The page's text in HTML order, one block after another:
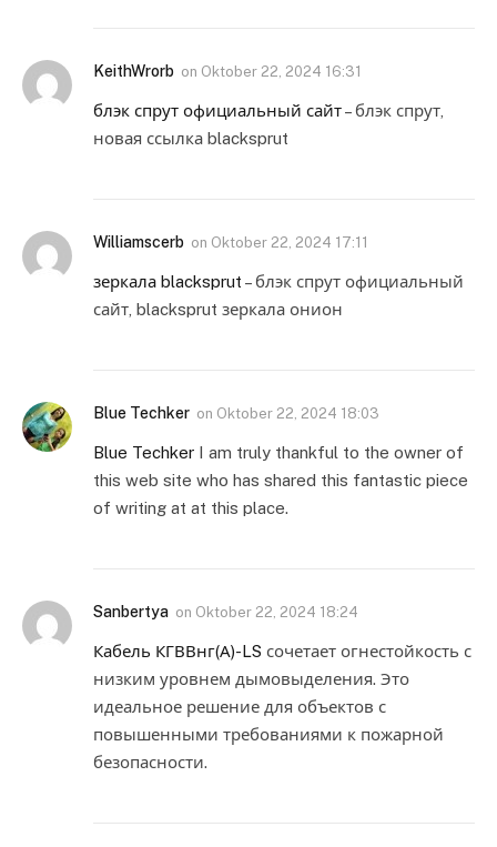
KeithWrorb on Oktober 22, 2024 16:31
блэк спрут официальный сайт– блэк спрут,
новая ссылка blacksprut
Williamscerb on Oktober 22, 2024 17:11
зеркала blacksprut – блэк спрут официальный
сайт, blacksprut зеркала онион
Blue Techker on Oktober 22, 2024 18:03
Blue Techker I am truly thankful to the owner of
this web site who has shared this fantastic piece
of writing at at this place.
Sanbertya on Oktober 22, 2024 18:24
Кабель КГВВнг(А)-LS сочетает огнестойкость с
низким уровнем дымовыделения. Это
идеальное решение для объектов с
повышенными требованиями к пожарной
безопасности.